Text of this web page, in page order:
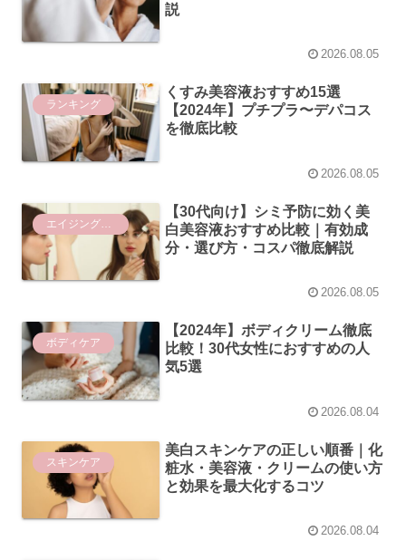
説
2026.08.05
ランキング
くすみ美容液おすすめ15選
【2024年】プチプラ〜デパコス
を徹底比較
2026.08.05
【30代向け】シミ予防に効く美
白美容液おすすめ比較｜有効成
分・選び方・コスパ徹底解説
2026.08.05
ボディケア
【2024年】ボディクリーム徹底
比較！30代女性におすすめの人
気5選
2026.08.04
スキンケア
美白スキンケアの正しい順番｜化
粧水・美容液・クリームの使い方
と効果を最大化するコツ
2026.08.04